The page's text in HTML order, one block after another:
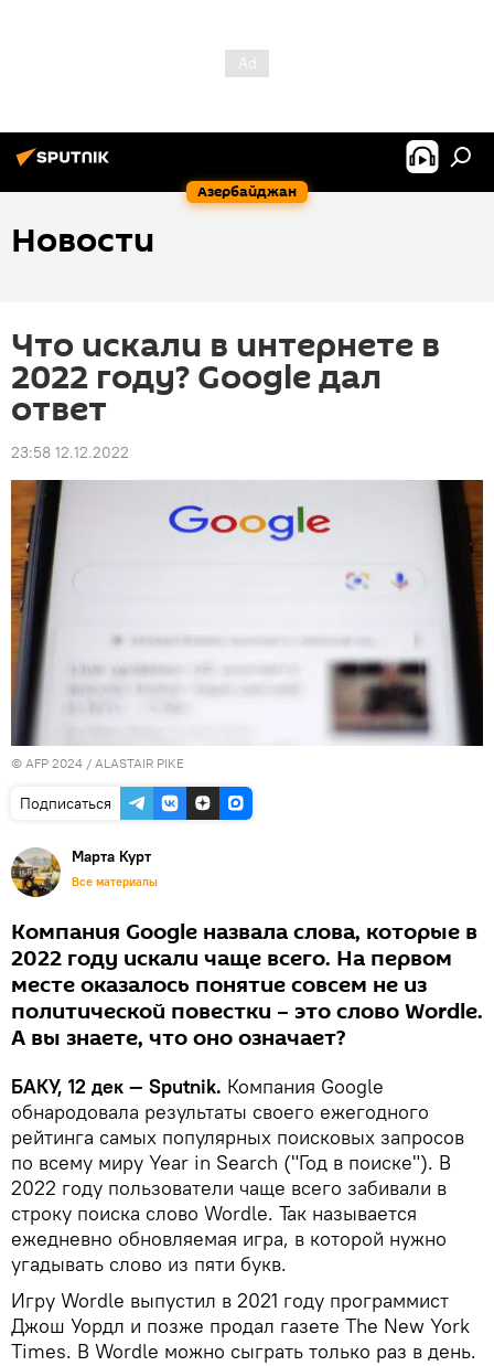
Азербайджан
Новости
Что искали в интернете в
2022 году? Google дал
ответ
23:58 12.12.2022
© AFP 2024 / ALASTAIR PIKE
Подписаться
Марта Курт
Все материалы
Компания Google назвала слова, которые в
2022 году искали чаще всего. На первом
месте оказалось понятие совсем не из
политической повестки – это слово Wordle.
А вы знаете, что оно означает?
БАКУ, 12 дек — Sputnik. Компания Google
обнародовала результаты своего ежегодного
рейтинга самых популярных поисковых запросов
по всему миру Year in Search ("Год в поиске"). В
2022 году пользователи чаще всего забивали в
строку поиска слово Wordle. Так называется
ежедневно обновляемая игра, в которой нужно
угадывать слово из пяти букв.
Игру Wordle выпустил в 2021 году программист
Джош Уордл и позже продал газете The New York
Times. В Wordle можно сыграть только раз в день.